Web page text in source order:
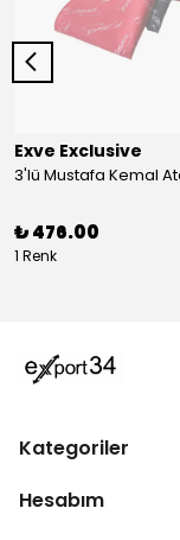
Exve Exclusive
₺ 476.00
1 Renk
Kategoriler
Hesabım